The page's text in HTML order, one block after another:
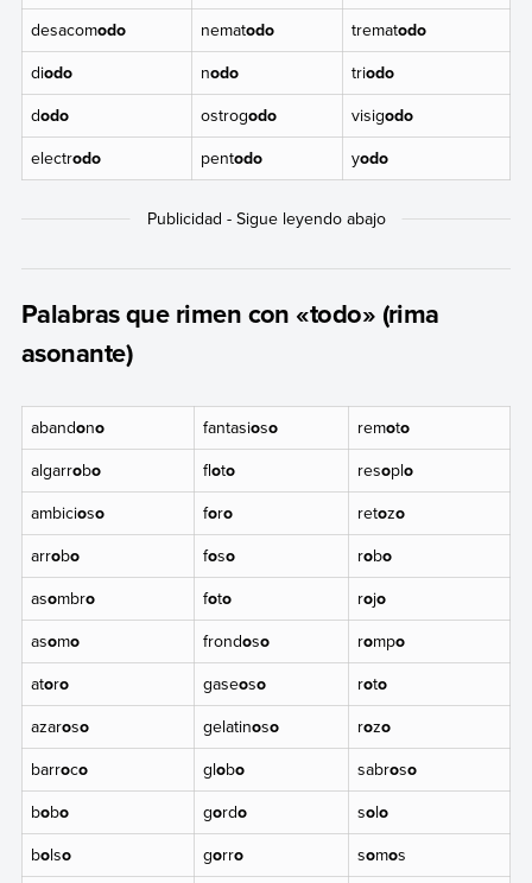
desacomodo nematodo trematodo
diodo nodo triodo
dodo ostrogodo visigodo
electrodo pentodo yodo
Palabras que rimen con «todo» (rima
asonante)
abandono fantasioso remoto
algarrobo floto resoplo
ambicioso foro retozo
arrobo foso robo
asombro foto rojo
asomo frondoso rompo
atoro gaseoso roto
azaroso gelatinoso rozo
barroco globo sabroso
bobo gordo solo
bolso gorro somos